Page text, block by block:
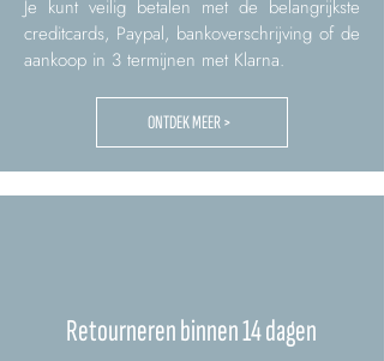
Je kunt veilig betalen met de belangrijkste
creditcards, Paypal, bankoverschrijving of de
aankoop in 3 termijnen met Klarna.
ONTDEK MEER >
Retourneren binnen 14 dagen